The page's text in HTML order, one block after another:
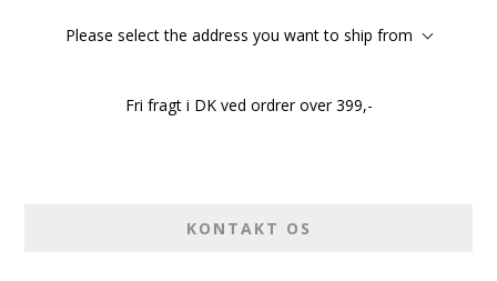
Please select the address you want to ship from
Fri fragt i DK ved ordrer over 399,-
KONTAKT OS